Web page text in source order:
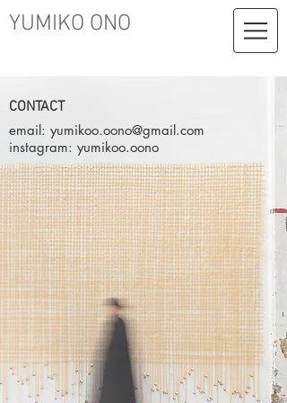
YUMIKO ONO
CONTACT
email: yumikoo.oono@gmail.com
instagram: yumikoo.oono